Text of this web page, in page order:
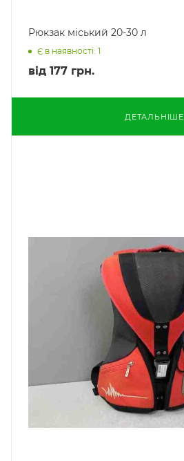
Рюкзак міський 20-30 л
Є в наявності: 1
від 177 грн.
ДЕТАЛЬНІШЕ